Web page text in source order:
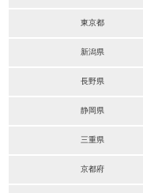
東京都
新潟県
長野県
静岡県
三重県
京都府